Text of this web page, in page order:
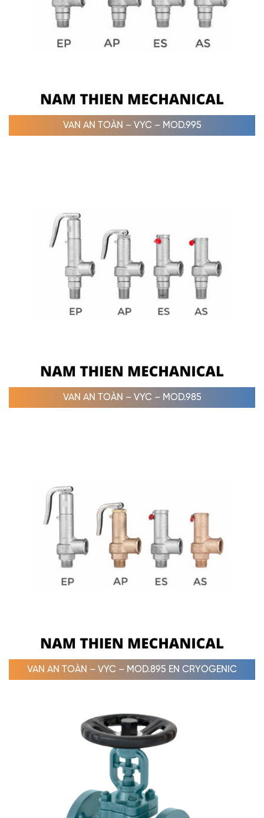
VAN AN TOÀN – VYC – MOD.995
VAN AN TOÀN – VYC – MOD.985
VAN AN TOÀN – VYC – MOD.895 EN CRYOGENIC